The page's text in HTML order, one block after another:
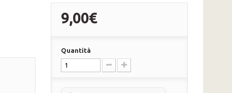
9,00€
Quantità